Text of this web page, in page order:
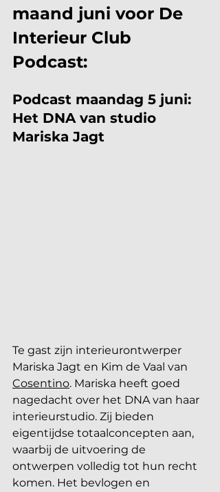
maand juni voor De
Interieur Club
Podcast:
Podcast maandag 5 juni:
Het DNA van studio
Mariska Jagt
Te gast zijn interieurontwerper
Mariska Jagt en Kim de Vaal van
Cosentino. Mariska heeft goed
nagedacht over het DNA van haar
interieurstudio. Zij bieden
eigentijdse totaalconcepten aan,
waarbij de uitvoering de
ontwerpen volledig tot hun recht
komen. Het bevlogen en